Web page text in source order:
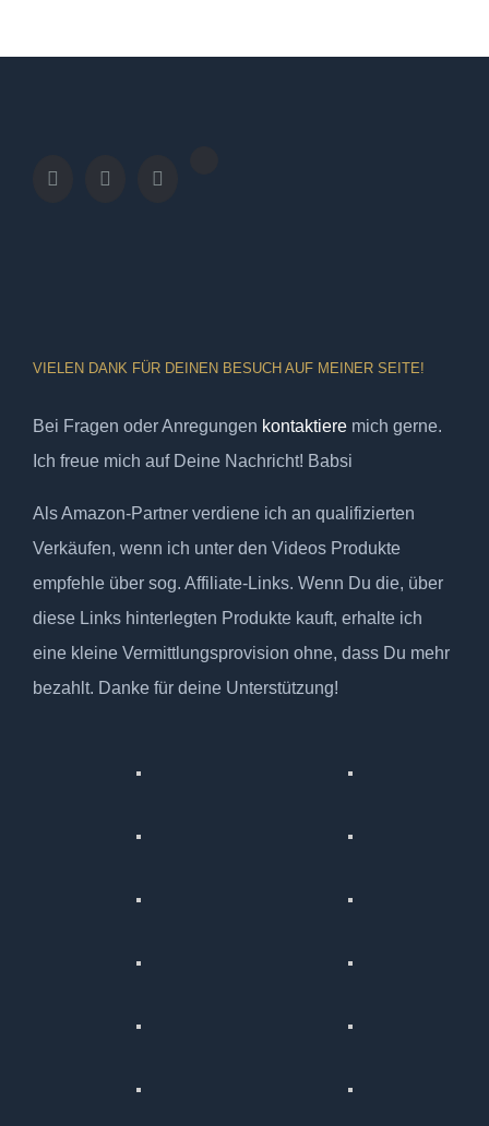
VIELEN DANK FÜR DEINEN BESUCH AUF MEINER SEITE!
Bei Fragen oder Anregungen kontaktiere mich gerne.
Ich freue mich auf Deine Nachricht! Babsi
Als Amazon-Partner verdiene ich an qualifizierten
Verkäufen, wenn ich unter den Videos Produkte
empfehle über sog. Affiliate-Links. Wenn Du die, über
diese Links hinterlegten Produkte kauft, erhalte ich
eine kleine Vermittlungsprovision ohne, dass Du mehr
bezahlt. Danke für deine Unterstützung!